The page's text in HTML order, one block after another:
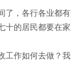
，各行各业都有
十的居民都要在
作如何去做？我